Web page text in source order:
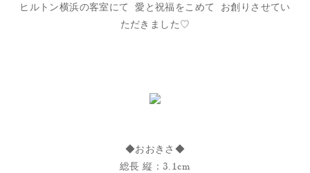
ヒルトン横浜の客室にて 愛と祝福をこめて お創りさせてい
ただきました♡
◆おおきさ◆
総長 縦：3.1cm